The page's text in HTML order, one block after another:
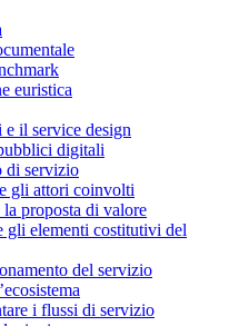
euristica
e il service design
digitali
di servizio
gli attori coinvolti
proposta di valore
gli elementi costitutivi del
del servizio
i flussi di servizio